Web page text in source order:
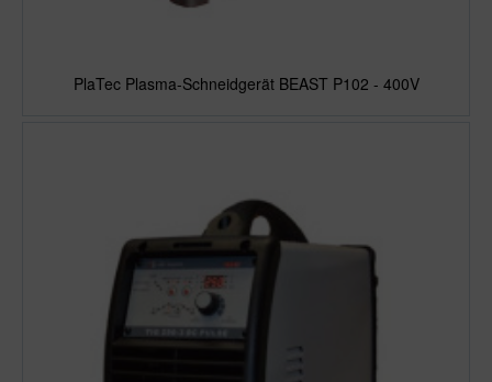
PlaTec Plasma-Schneidgerät BEAST P102 - 400V